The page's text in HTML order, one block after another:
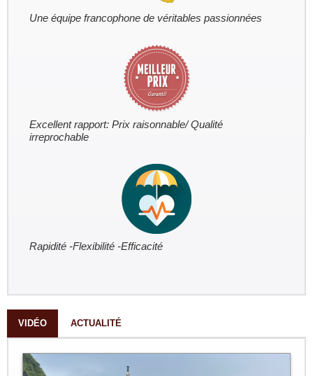
Une équipe francophone de véritables passionnées
Excellent rapport: Prix raisonnable/ Qualité
irreprochable
Rapidité -Flexibilité -Efficacité
VIDÉO ACTUALITÉ